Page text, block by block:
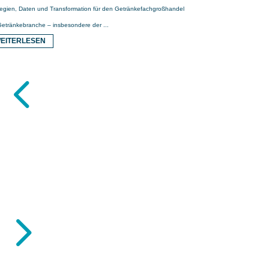
Daten und Transformation für den Getränkefachgroßhandel
– insbesondere der ...
4
5